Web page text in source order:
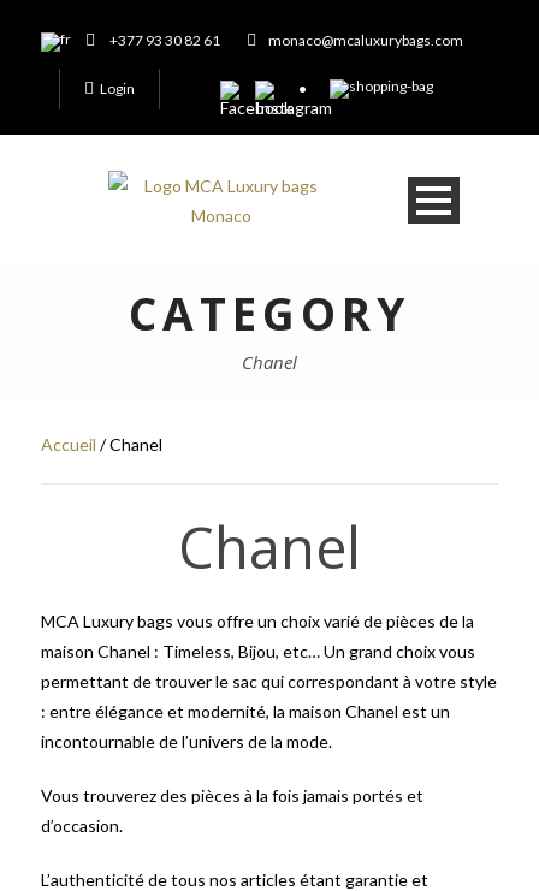
+377 93 30 82 61 monaco@mcaluxurybags.com
Login
CATEGORY
Chanel
Accueil / Chanel
Chanel
MCA Luxury bags vous offre un choix varié de pièces de la
maison Chanel : Timeless, Bijou, etc… Un grand choix vous
permettant de trouver le sac qui correspondant à votre style
: entre élégance et modernité, la maison Chanel est un
incontournable de l’univers de la mode.
Vous trouverez des pièces à la fois jamais portés et
d’occasion.
L’authenticité de tous nos articles étant garantie et